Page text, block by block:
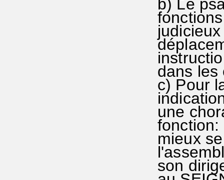
b) Le
dans les
c) Pour
une
fonction:
mieux
son